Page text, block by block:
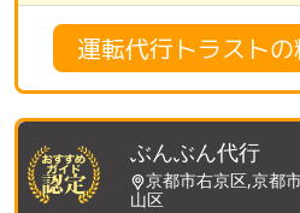
運転代行トラスト
ぶんぶん代行
京都市右京区,京都
山区